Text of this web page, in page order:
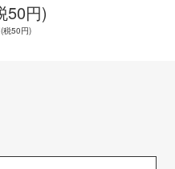
50円)
税50円)